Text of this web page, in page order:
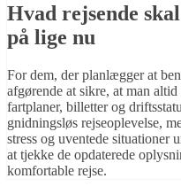
Hvad rejsende
på lige nu
For dem, der planlægger at
afgørende at sikre, at man
fartplaner, billetter og
gnidningsløs rejseoplevelse,
stress og uventede situationer
at tjekke de opdaterede
komfortable rejse.